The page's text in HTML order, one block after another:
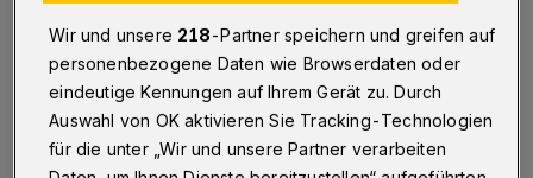
Wuppertal·Zeitgleich mit dem Beginn der NRW-
Sommerferien eröffnet das Wuppertaler Open-air-
Kino „Talflimmern“ am 17. Juli die Freiluftkino-Saison
2026. Zum Auftakt wird eine restaurierte Fassung von
Billy Wilders Komödienklassiker „Manche mögen's
heiß“ mit Marilyn Monroe gezeigt.
Wir und unsere 218-Partner speichern und greifen auf
personenbezogene Daten wie Browserdaten oder
eindeutige Kennungen auf Ihrem Gerät zu. Durch
Auswahl von OK aktivieren Sie Tracking-Technologien
für die unter „Wir und unsere Partner verarbeiten